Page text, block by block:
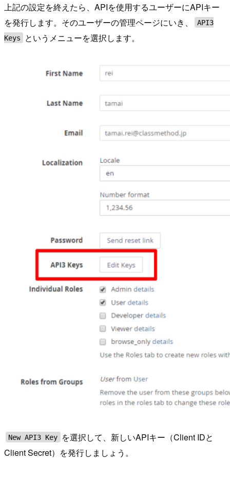
上記の設定を終えたら、APIを使用するユーザーにAPIキー
を発行します。そのユーザーの管理ページにいき、
API3
Keys
というメニューを選択します。
New API3 Key
を選択して、新しいAPIキー（Client IDと
Client Secret）を発行しましょう。